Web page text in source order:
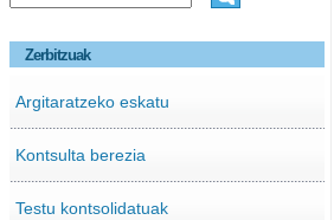
Zerbitzuak
Argitaratzeko eskatu
Kontsulta berezia
Testu kontsolidatuak